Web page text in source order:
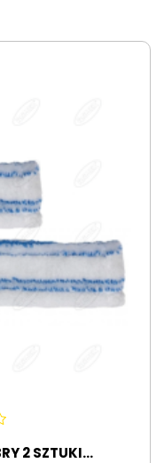
2 SZTUKI...